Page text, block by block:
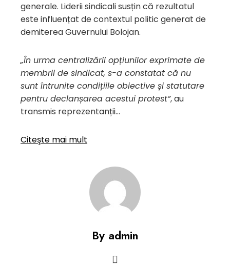
generale. Liderii sindicali susțin că rezultatul
este influențat de contextul politic generat de
demiterea Guvernului Bolojan.
„În urma centralizării opțiunilor exprimate de
membrii de sindicat, s-a constatat că nu
sunt întrunite condițiile obiective și statutare
pentru declanșarea acestui protest”, au
transmis reprezentanții…
Citeşte mai mult
By admin